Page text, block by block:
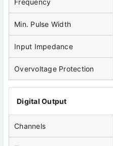
Frequency
Min. Pulse Width
Input Impedance
Overvoltage Protection
Digital Output
Channels